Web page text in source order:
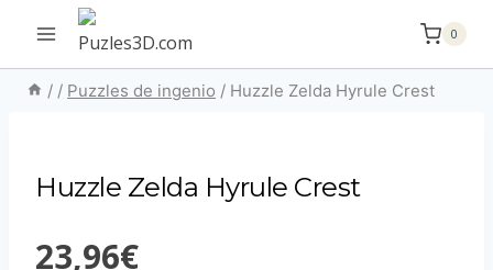
contenido
0
/ / Puzzles de ingenio / Huzzle Zelda Hyrule Crest
Huzzle Zelda Hyrule Crest
23,96€